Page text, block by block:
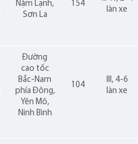
Nậm Lạnh,
Sơn La
154
làn xe
Đường
cao tốc
Bắc-Nam
phía Đông,
Yên Mô,
Ninh Bình
104
III, 4-6
làn xe